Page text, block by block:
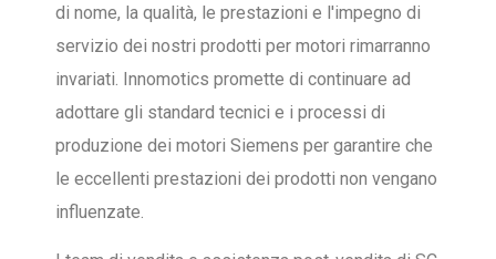
di nome, la qualità, le prestazioni e l'impegno di
servizio dei nostri prodotti per motori rimarranno
invariati. Innomotics promette di continuare ad
adottare gli standard tecnici e i processi di
produzione dei motori Siemens per garantire che
le eccellenti prestazioni dei prodotti non vengano
influenzate.